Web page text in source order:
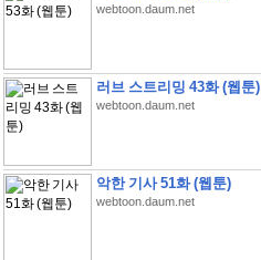
webtoon.daum.net
러브 스트리밍 43화 (웹툰)
webtoon.daum.net
악한 기사 51화 (웹툰)
webtoon.daum.net